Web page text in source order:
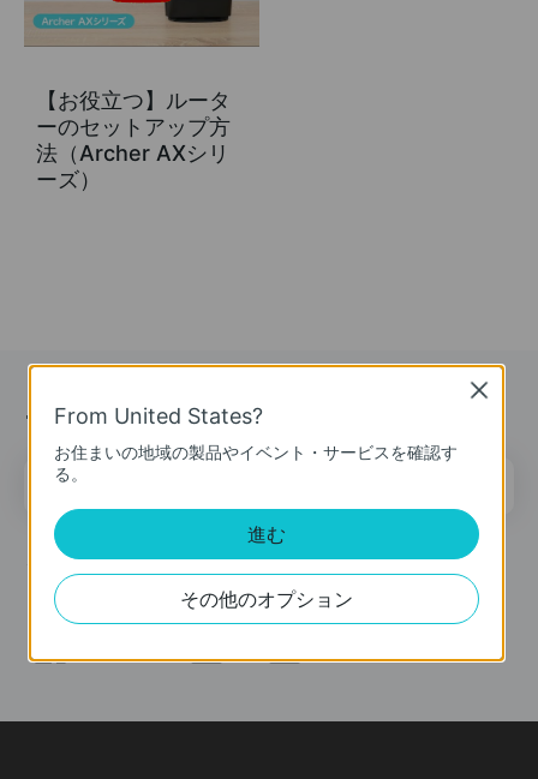
【お役立つ】ルータ
ーのセットアップ方
法（Archer AXシリ
ーズ）
ニュース＆オファー
メールアドレス
ソーシャルメディア
From United States?
お住まいの地域の製品やイベント・サービスを確認す
る。
進む
その他のオプション
Close